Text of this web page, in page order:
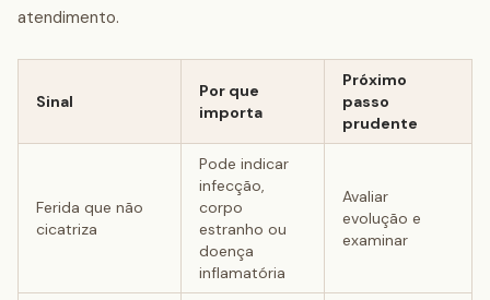
atendimento.
Sinal
Por que
importa
Próximo
passo
prudente
Ferida que não
cicatriza
Pode indicar
infecção,
corpo
estranho ou
doença
inflamatória
Avaliar
evolução e
examinar